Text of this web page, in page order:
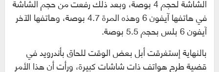
في هاتفها آيفون 6 وهذه المرة 4.7 بوصة، وهاتفها الآخر
آيفون 6 بلس بحجم 5.5 بوصة.
بالنهاية إستغرقت أبل بعض الوقت للحاق بأندرويد في
قضية طرح هواتف ذات شاشات كبيرة، ورأت أن هذا الأمر